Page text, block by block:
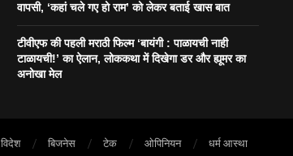
वापसी, ‘कहां चले गए हो राम’ को लेकर बताई खास बात
टीवीएफ की पहली मराठी फिल्म ‘बायंगी : पाळायची नाही
टाळायची!’ का ऐलान, लोककथा में दिखेगा डर और ह्यूमर का
अनोखा मेल
विदेश बिजनेस टेक ओपिनियन धर्म आस्था